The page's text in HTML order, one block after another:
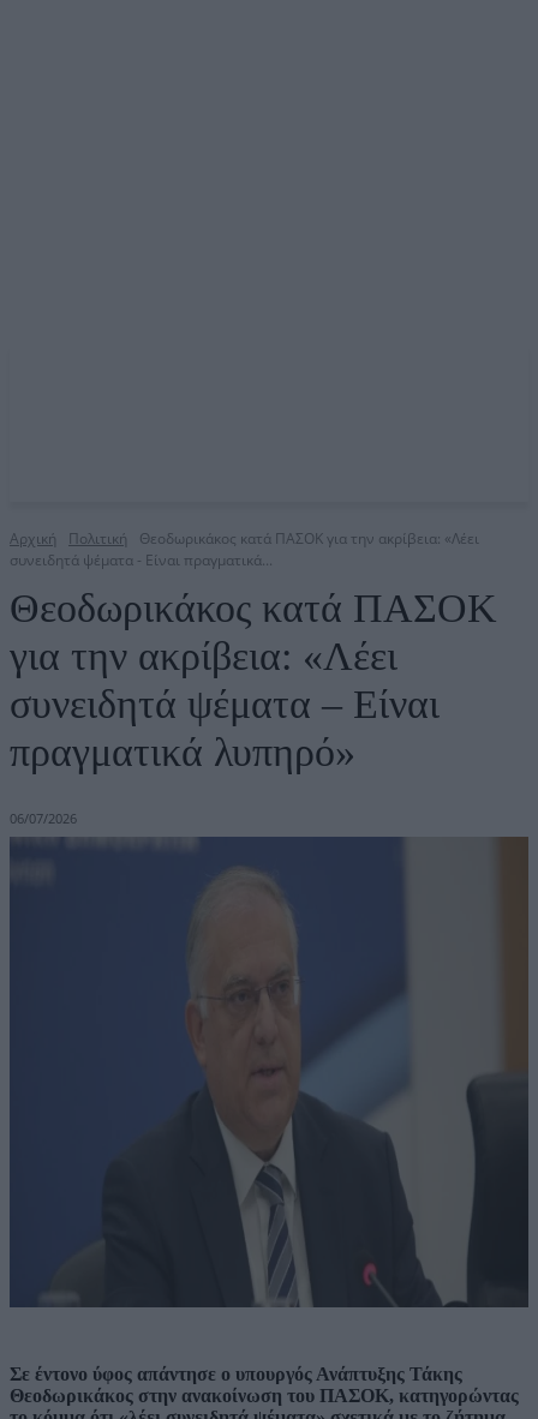
Αρχική Πολιτική
Θεοδωρικάκος κατά ΠΑΣΟΚ για την ακρίβεια: «Λέει
συνειδητά ψέματα - Είναι πραγματικά...
Θεοδωρικάκος κατά ΠΑΣΟΚ
για την ακρίβεια: «Λέει
συνειδητά ψέματα – Είναι
πραγματικά λυπηρό»
06/07/2026
Σε έντονο ύφος απάντησε ο υπουργός Ανάπτυξης Τάκης
Θεοδωρικάκος στην ανακοίνωση του ΠΑΣΟΚ, κατηγορώντας